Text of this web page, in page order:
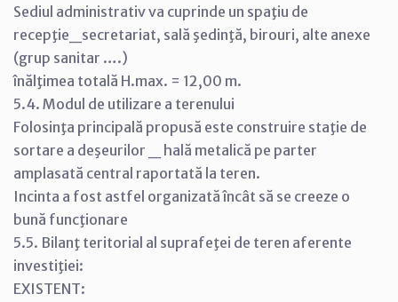
Sediul administrativ va cuprinde un spaţiu de
recepţie_secretariat, sală şedinţă, birouri, alte anexe
(grup sanitar ….)
înălţimea totală H.max. = 12,00 m.
5.4. Modul de utilizare a terenului
Folosinţa principală propusă este construire staţie de
sortare a deşeurilor _ hală metalică pe parter
amplasată central raportată la teren.
Incinta a fost astfel organizată încât să se creeze o
bună funcţionare
5.5. Bilanţ teritorial al suprafeţei de teren aferente
investiţiei:
EXISTENT: